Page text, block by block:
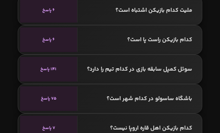
ملیت کدام بازیکن اشتباه است؟ 6 پاسخ
کدام بازیکن راست پا است؟ 6 پاسخ
سوئل کمپل سابقه بازی در کدام تیم را دارد؟ 141 پاسخ
باشگاه ساسولو در کدام شهر است؟ 75 پاسخ
کدام بازیکن اهل قاره اروپا نیست؟ 7 پاسخ